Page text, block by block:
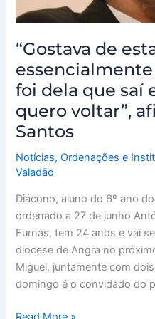
“Gostava de
foi dela que saí
quero voltar”,
Santos
Notícias,Ordenações e
Valadão
Diácono, aluno do 6º ano
ordenado a 27 de junho
Furnas, tem 24 anos e vai
diocese de Angra no
Miguel, juntamente com
domingo é o convidado do
dela
saí
é
para
ela
que
voltar”,
António
Santos